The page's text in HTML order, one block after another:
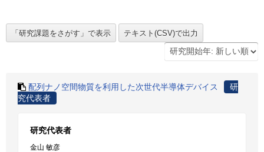
配列ナノ空間物質を利用した次世代半導体デバイス
研
究代表者
研究代表者
金山 敏彦